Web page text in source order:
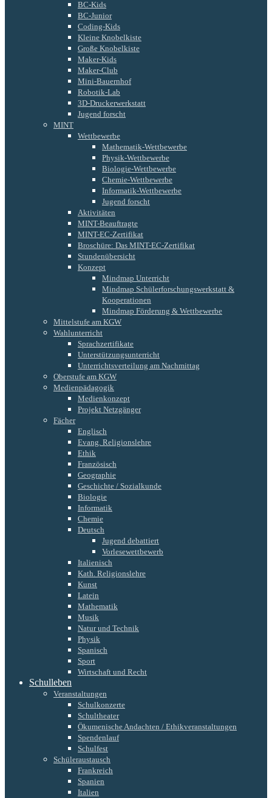
BC-Kids
BC-Junior
Coding-Kids
Kleine Knobelkiste
Große Knobelkiste
Maker-Kids
Maker-Club
Mini-Bauernhof
Robotik-Lab
3D-Druckerwerkstatt
Jugend forscht
MINT
Wettbewerbe
Mathematik-Wettbewerbe
Physik-Wettbewerbe
Biologie-Wettbewerbe
Chemie-Wettbewerbe
Informatik-Wettbewerbe
Jugend forscht
Aktivitäten
MINT-Beauftragte
MINT-EC-Zertifikat
Broschüre: Das MINT-EC-Zertifikat
Stundenübersicht
Konzept
Mindmap Unterricht
Mindmap Schülerforschungswerkstatt &
Kooperationen
Mindmap Förderung & Wettbewerbe
Mittelstufe am KGW
Wahlunterricht
Sprachzertifikate
Unterstützungsunterricht
Unterrichtsverteilung am Nachmittag
Oberstufe am KGW
Medienpädagogik
Medienkonzept
Projekt Netzgänger
Fächer
Englisch
Evang. Religionslehre
Ethik
Französisch
Geographie
Geschichte / Sozialkunde
Biologie
Informatik
Chemie
Deutsch
Jugend debattiert
Vorlesewettbewerb
Italienisch
Kath. Religionslehre
Kunst
Latein
Mathematik
Musik
Natur und Technik
Physik
Spanisch
Sport
Wirtschaft und Recht
Schulleben
Veranstaltungen
Schulkonzerte
Schultheater
Ökumenische Andachten / Ethikveranstaltungen
Spendenlauf
Schulfest
Schüleraustausch
Frankreich
Spanien
Italien